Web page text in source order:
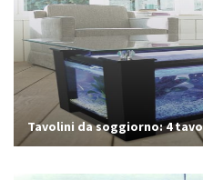
Tavolini da soggiorno: 4